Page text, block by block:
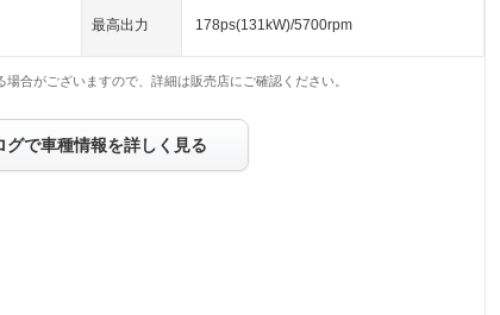
最高出力 178ps(131kW)/5700rpm
合がございますので、詳細は販売店にご確認ください。
グで車種情報を詳しく見る